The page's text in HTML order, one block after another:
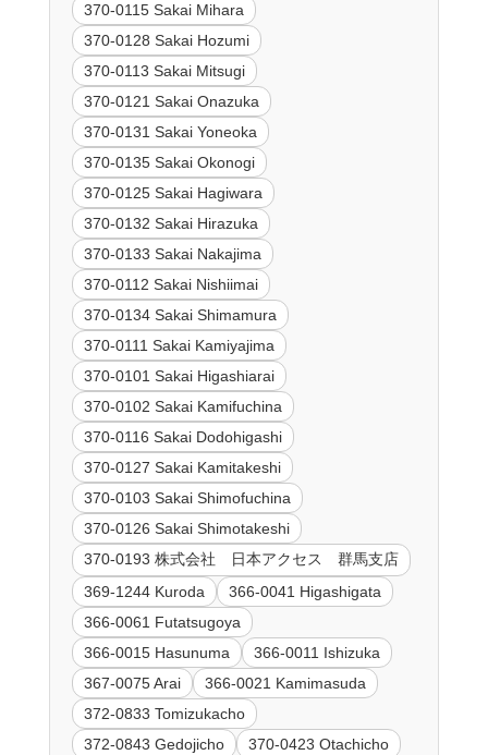
370-0115 Sakai Mihara
370-0128 Sakai Hozumi
370-0113 Sakai Mitsugi
370-0121 Sakai Onazuka
370-0131 Sakai Yoneoka
370-0135 Sakai Okonogi
370-0125 Sakai Hagiwara
370-0132 Sakai Hirazuka
370-0133 Sakai Nakajima
370-0112 Sakai Nishiimai
370-0134 Sakai Shimamura
370-0111 Sakai Kamiyajima
370-0101 Sakai Higashiarai
370-0102 Sakai Kamifuchina
370-0116 Sakai Dodohigashi
370-0127 Sakai Kamitakeshi
370-0103 Sakai Shimofuchina
370-0126 Sakai Shimotakeshi
370-0193 株式会社 日本アクセス 群馬支店
369-1244 Kuroda
366-0041 Higashigata
366-0061 Futatsugoya
366-0015 Hasunuma
366-0011 Ishizuka
367-0075 Arai
366-0021 Kamimasuda
372-0833 Tomizukacho
372-0843 Gedojicho
370-0423 Otachicho